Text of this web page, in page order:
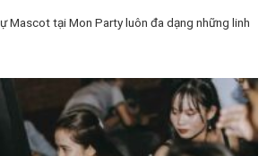
Mascot tại Mon Party luôn đa dạng những linh